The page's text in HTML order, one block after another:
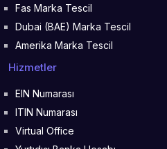
Fas Marka Tescil
Dubai (BAE) Marka Tescil
Amerika Marka Tescil
Hizmetler
EIN Numarası
ITIN Numarası
Virtual Office